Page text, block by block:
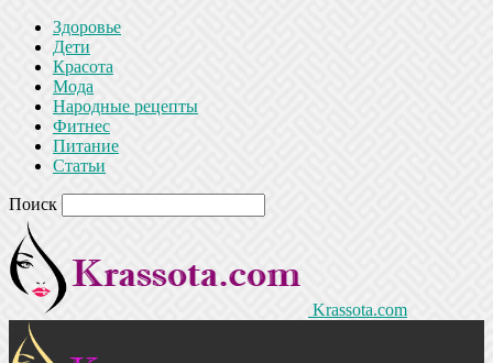
Здоровье
Дети
Красота
Мода
Народные рецепты
Фитнес
Питание
Статьи
Поиск
Krassota.com